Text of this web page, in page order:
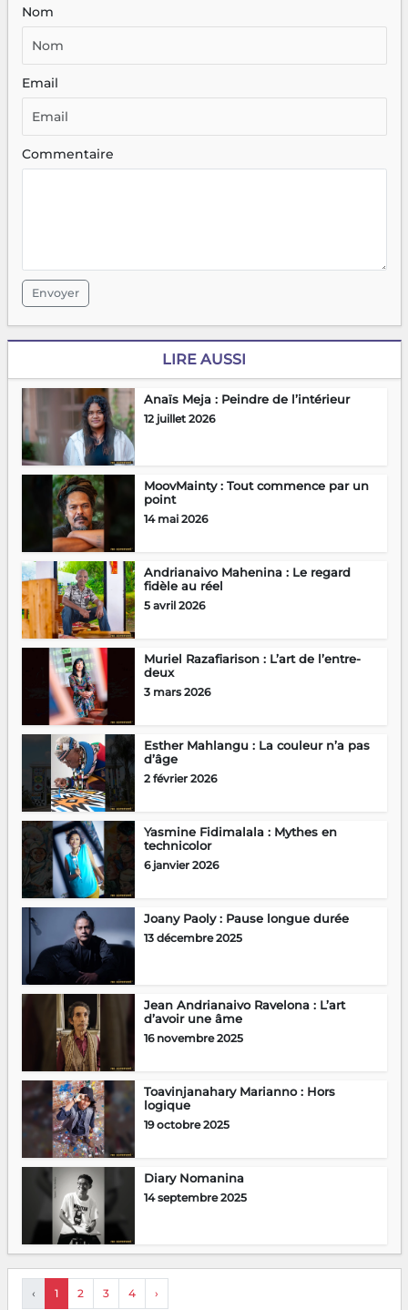
Nom
Email
Commentaire
Envoyer
LIRE AUSSI
Anaïs Meja : Peindre de l’intérieur
12 juillet 2026
MoovMainty : Tout commence par un
point
14 mai 2026
Andrianaivo Mahenina : Le regard
fidèle au réel
5 avril 2026
Muriel Razafiarison : L’art de l’entre-
deux
3 mars 2026
Esther Mahlangu : La couleur n’a pas
d’âge
2 février 2026
Yasmine Fidimalala : Mythes en
technicolor
6 janvier 2026
Joany Paoly : Pause longue durée
13 décembre 2025
Jean Andrianaivo Ravelona : L’art
d’avoir une âme
16 novembre 2025
Toavinjanahary Marianno : Hors
logique
19 octobre 2025
Diary Nomanina
14 septembre 2025
‹ 1 2 3 4 ›